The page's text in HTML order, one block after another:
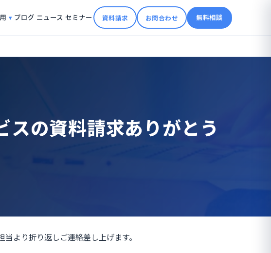
ブログ ニュース セミナー 資料請求 お問合わせ 無料相談
の資料請求ありがとう
より折り返しご連絡差し上げます。